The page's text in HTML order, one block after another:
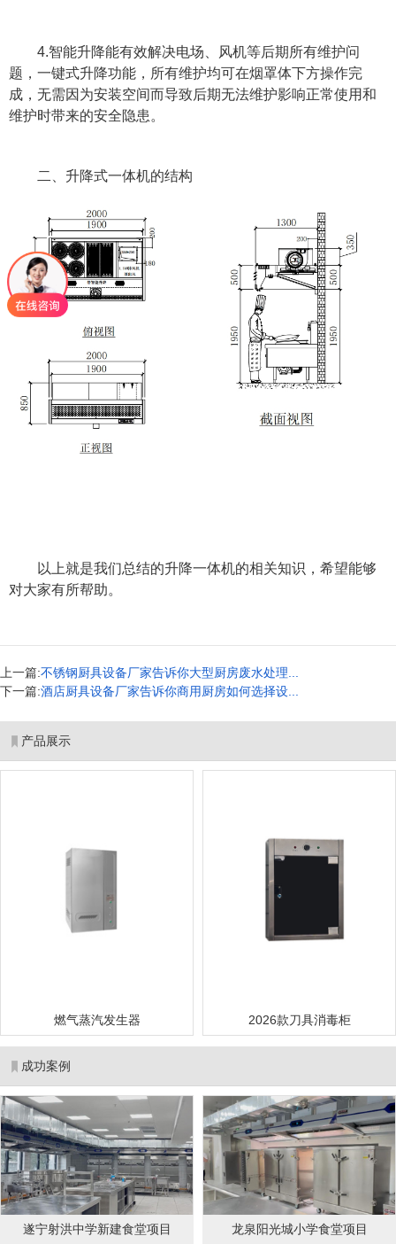
4.智能升降能有效解决电场、风机等后期所有维护问
题，一键式升降功能，所有维护均可在烟罩体下方操作完
成，无需因为安装空间而导致后期无法维护影响正常使用和
维护时带来的安全隐患。
二、升降式一体机的结构
以上就是我们总结的升降一体机的相关知识，希望能够
对大家有所帮助。
上一篇:不锈钢厨具设备厂家告诉你大型厨房废水处理...
下一篇:酒店厨具设备厂家告诉你商用厨房如何选择设...
产品展示
燃气蒸汽发生器 2026款刀具消毒柜
成功案例
遂宁射洪中学新建食堂项目 龙泉阳光城小学食堂项目